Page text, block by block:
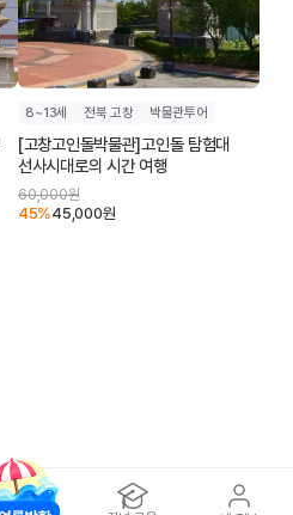
8~13세 전북 고창 박물관투어
[고창고인돌박물관]고인돌 탐험대
선사시대로의 시간 여행
60,000원
45%45,000원